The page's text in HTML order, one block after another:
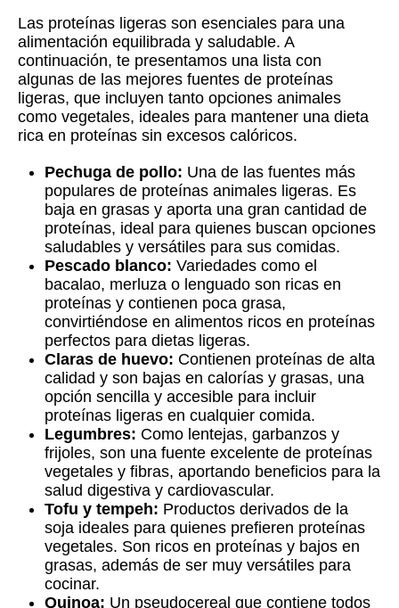
Las proteínas ligeras son esenciales para una
alimentación equilibrada y saludable. A
continuación, te presentamos una lista con
algunas de las mejores fuentes de proteínas
ligeras, que incluyen tanto opciones animales
como vegetales, ideales para mantener una dieta
rica en proteínas sin excesos calóricos.
Pechuga de pollo: Una de las fuentes más
populares de proteínas animales ligeras. Es
baja en grasas y aporta una gran cantidad de
proteínas, ideal para quienes buscan opciones
saludables y versátiles para sus comidas.
Pescado blanco: Variedades como el
bacalao, merluza o lenguado son ricas en
proteínas y contienen poca grasa,
convirtiéndose en alimentos ricos en proteínas
perfectos para dietas ligeras.
Claras de huevo: Contienen proteínas de alta
calidad y son bajas en calorías y grasas, una
opción sencilla y accesible para incluir
proteínas ligeras en cualquier comida.
Legumbres: Como lentejas, garbanzos y
frijoles, son una fuente excelente de proteínas
vegetales y fibras, aportando beneficios para la
salud digestiva y cardiovascular.
Tofu y tempeh: Productos derivados de la
soja ideales para quienes prefieren proteínas
vegetales. Son ricos en proteínas y bajos en
grasas, además de ser muy versátiles para
cocinar.
Quinoa: Un pseudocereal que contiene todos